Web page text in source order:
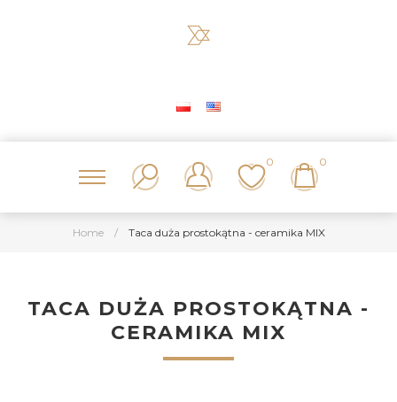
0 0
Home / Taca duża prostokątna - ceramika MIX
TACA DUŻA PROSTOKĄTNA -
CERAMIKA MIX